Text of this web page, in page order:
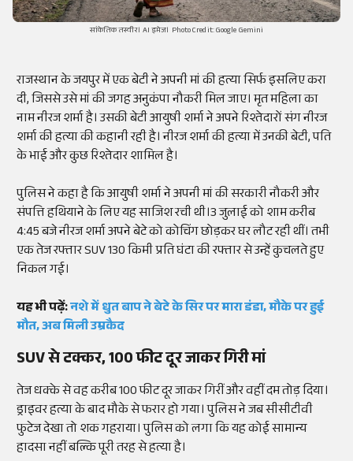
सांकेतिक तस्वीर। AI इमेज। Photo Credit: Google Gemini
राजस्थान के जयपुर में एक बेटी ने अपनी मां की हत्या सिर्फ इसलिए करा
दी, जिससे उसे मां की जगह अनुकंपा नौकरी मिल जाए। मृत महिला का
नाम नीरज शर्मा है। उसकी बेटी आयुषी शर्मा ने अपने रिश्तेदारों संग नीरज
शर्मा की हत्या की कहानी रही है। नीरज शर्मा की हत्या में उनकी बेटी, पति
के भाई और कुछ रिश्तेदार शामिल है।
पुलिस ने कहा है कि आयुषी शर्मा ने अपनी मां की सरकारी नौकरी और
संपत्ति हथियाने के लिए यह साजिश रची थी।3 जुलाई को शाम करीब
4:45 बजे नीरज शर्मा अपने बेटे को कोचिंग छोड़कर घर लौट रही थीं। तभी
एक तेज रफ्तार SUV 130 किमी प्रति घंटा की रफ्तार से उन्हें कुचलते हुए
निकल गई।
यह भी पढ़ें:नशे में धुत बाप ने बेटे के सिर पर मारा डंडा, मौके पर हुई
मौत, अब मिली उम्रकैद
SUV से टक्कर, 100 फीट दूर जाकर गिरी मां
तेज धक्के से वह करीब 100 फीट दूर जाकर गिरीं और वहीं दम तोड़ दिया।
ड्राइवर हत्या के बाद मौके से फरार हो गया। पुलिस ने जब सीसीटीवी
फुटेज देखा तो शक गहराया। पुलिस को लगा कि यह कोई सामान्य
हादसा नहीं बल्कि पूरी तरह से हत्या है।